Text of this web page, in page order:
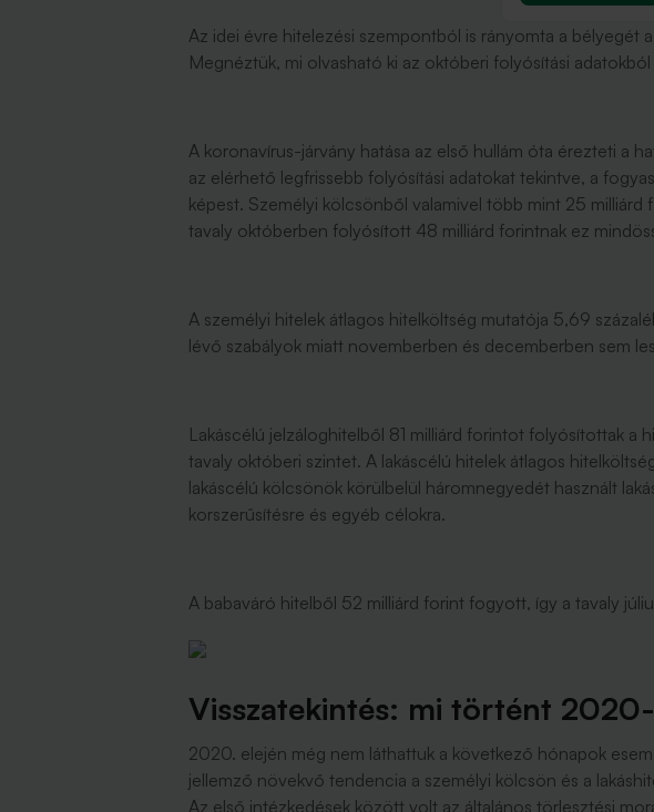
Az idei évre hitelezési szempontból is rányomta a bélyegét
Megnéztük, mi olvasható ki az októberi folyósítási
A koronavírus-járvány hatása az első hullám óta érezteti a
az elérhető legfrissebb folyósítási adatokat tekintve, a
képest. Személyi kölcsönből valamivel több mint 25
tavaly októberben folyósított 48 milliárd forintnak ez
A személyi hitelek átlagos hitelköltség mutatója 5,69
lévő szabályok miatt novemberben és decemberben sem
Lakáscélú jelzáloghitelből 81 milliárd forintot folyósítottak a
tavaly októberi szintet. A lakáscélú hitelek átlagos
lakáscélú kölcsönök körülbelül háromnegyedét használt
korszerűsítésre és egyéb célokra.
A babaváró hitelből 52 milliárd forint fogyott, így a tavaly
Visszatekintés: mi történt
2020. elején még nem láthattuk a következő hónapok
jellemző növekvő tendencia a személyi kölcsön és a
Az első intézkedések között volt az általános törlesztési